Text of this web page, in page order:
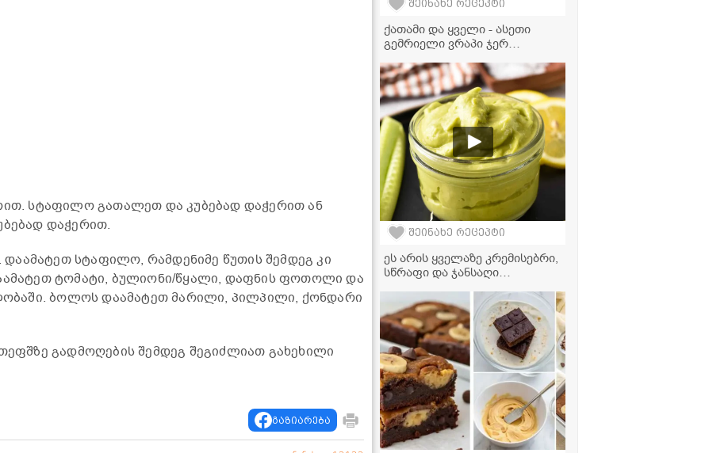
სტაფილო გათალეთ და კუბებად დაჭერით ან
დაჭერით.
დაამატეთ სტაფილო, რამდენიმე წუთის შემდეგ კი
ტომატი, ბულიონი/წყალი, დაფნის ფოთოლი და
ბოლოს დაამატეთ მარილი, პილპილი, ქონდარი
გადმოღების შემდეგ შეგიძლიათ გახეხილი
გაზიარება
შეინახე რეცეპტი
ქათამი და ყველი - ასეთი
გემრიელი ვრაპი ჯერ
შეინახე რეცეპტი
ეს არის ყველაზე კრემისებრი,
სწრაფი და ჯანსაღი
რეცეპტი, რომელის
მომზადებასაც სულ რაღაც 2
წუთში სჭირდება!